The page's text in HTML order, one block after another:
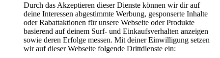
Durch das Akzeptieren dieser Dienste können wir dir auf
deine Interessen abgestimmte Werbung, gesponserte Inhalte
oder Rabattaktionen für unsere Webseite oder Produkte
basierend auf deinem Surf- und Einkaufsverhalten anzeigen
sowie deren Erfolge messen. Mit deiner Einwilligung setzen
wir auf dieser Webseite folgende Drittdienste ein: